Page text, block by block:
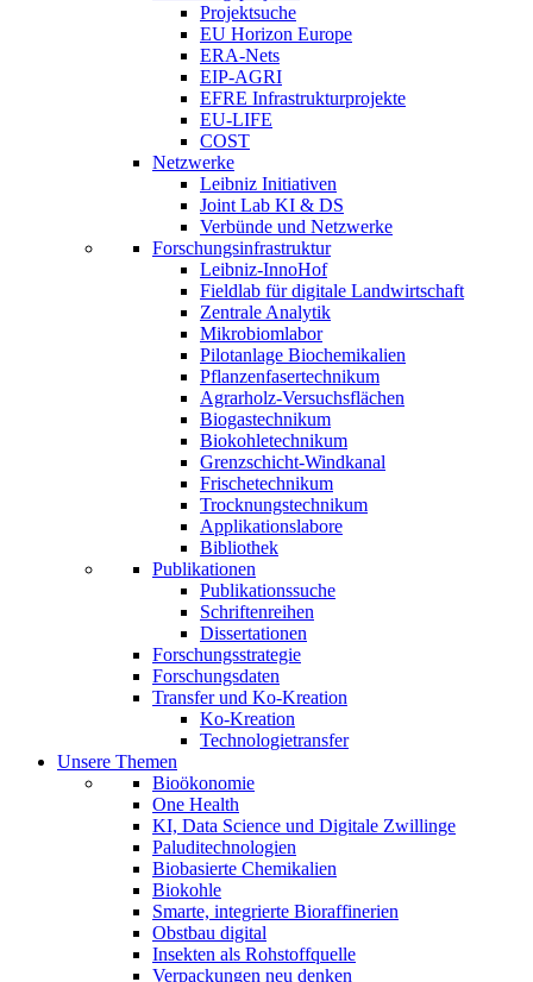
Projektsuche
EU Horizon Europe
ERA-Nets
EIP-AGRI
EFRE Infrastrukturprojekte
EU-LIFE
COST
Netzwerke
Leibniz Initiativen
Joint Lab KI & DS
Verbünde und Netzwerke
Forschungsinfrastruktur
Leibniz-InnoHof
Fieldlab für digitale Landwirtschaft
Zentrale Analytik
Mikrobiomlabor
Pilotanlage Biochemikalien
Pflanzenfasertechnikum
Agrarholz-Versuchsflächen
Biogastechnikum
Biokohletechnikum
Grenzschicht-Windkanal
Frischetechnikum
Trocknungstechnikum
Applikationslabore
Bibliothek
Publikationen
Publikationssuche
Schriftenreihen
Dissertationen
Forschungsstrategie
Forschungsdaten
Transfer und Ko-Kreation
Ko-Kreation
Technologietransfer
Unsere Themen
Bioökonomie
One Health
KI, Data Science und Digitale Zwillinge
Paluditechnologien
Biobasierte Chemikalien
Biokohle
Smarte, integrierte Bioraffinerien
Obstbau digital
Insekten als Rohstoffquelle
Verpackungen neu denken